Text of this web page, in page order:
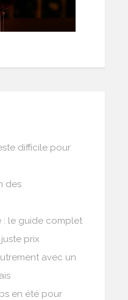
difficile pour
des
: le guide complet
prix
avec un
en été pour